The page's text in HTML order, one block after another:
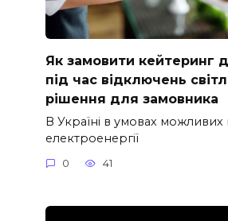
Як замовити кейтеринг
під час відключень
рішення для замовника
В Україні в умовах можливих
електроенергії
0 41